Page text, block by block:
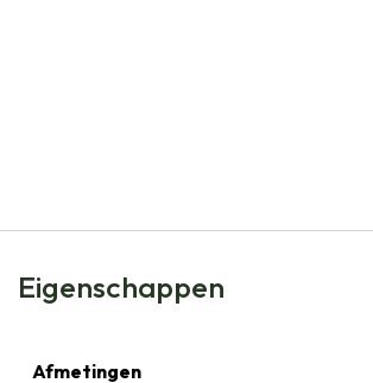
Eigenschappen
Afmetingen